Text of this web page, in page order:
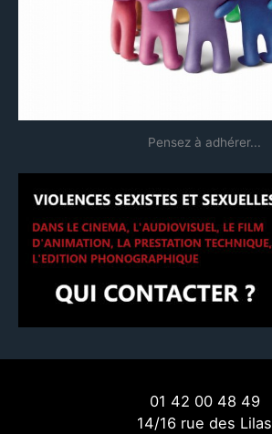
Pensez à adhérer...
01 42 00 48 49
14/16 rue des Lilas